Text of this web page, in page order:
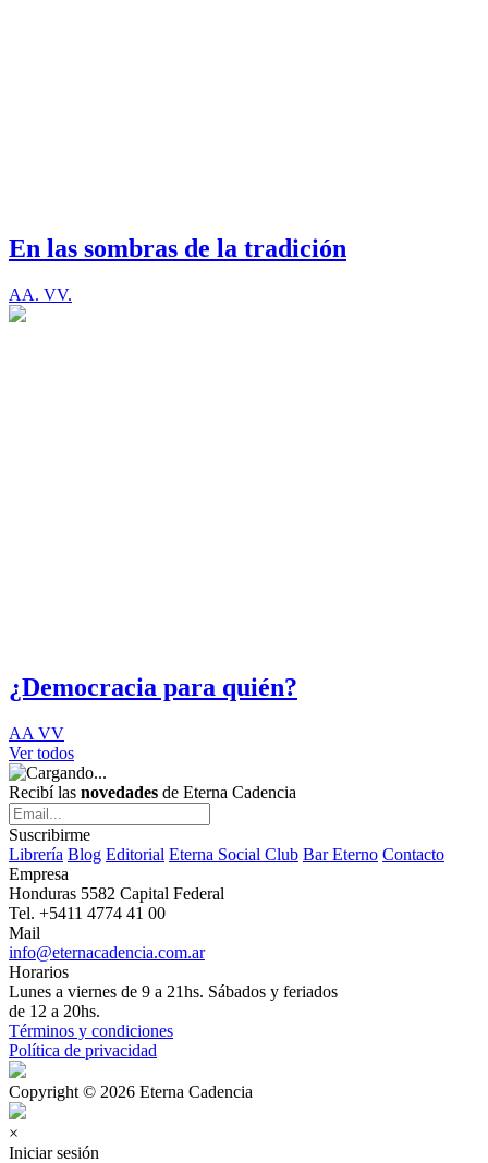
En las sombras de la tradición
AA. VV.
¿Democracia para quién?
AA VV
Ver todos
Recibí las novedades de Eterna Cadencia
Suscribirme
Librería Blog Editorial Eterna Social Club Bar Eterno Contacto
Empresa
Honduras 5582 Capital Federal
Tel. +5411 4774 41 00
Mail
info@eternacadencia.com.ar
Horarios
Lunes a viernes de 9 a 21hs. Sábados y feriados
de 12 a 20hs.
Términos y condiciones
Política de privacidad
Copyright © 2026 Eterna Cadencia
×
Iniciar sesión